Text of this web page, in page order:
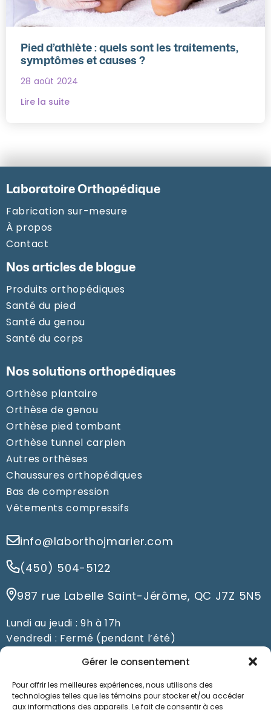
Gérer le consentement
Pour offrir les meilleures expériences, nous utilisons des
technologies telles que les témoins pour stocker et/ou accéder
aux informations des appareils. Le fait de consentir à ces
Pied d’athlète : quels sont les traitements,
symptômes et causes ?
28 août 2024
Lire la suite
Laboratoire Orthopédique
Fabrication sur-mesure
À propos
Contact
Nos articles de blogue
Produits orthopédiques
Santé du pied
Santé du genou
Santé du corps
Nos solutions orthopédiques
Orthèse plantaire
Orthèse de genou
Orthèse pied tombant
Orthèse tunnel carpien
Autres orthèses
Chaussures orthopédiques
Bas de compression
Vêtements compressifs
info@laborthojmarier.com
(450) 504-5122
987 rue Labelle Saint-Jérôme, QC J7Z 5N5
Lundi au jeudi : 9h à 17h
Vendredi : Fermé (pendant l’été)
Prendre un rendez-vous